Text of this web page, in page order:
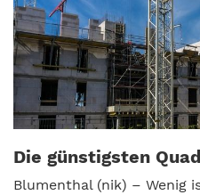
Die günstigsten
Blumenthal (nik) – Wenig